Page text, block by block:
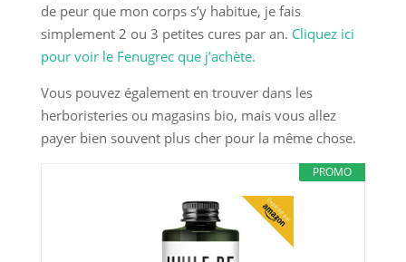
de peur que mon corps s’y habitue, je fais
simplement 2 ou 3 petites cures par an. Cliquez ici
pour voir le Fenugrec que j’achète.
Vous pouvez également en trouver dans les
herboristeries ou magasins bio, mais vous allez
payer bien souvent plus cher pour la même chose.
PROMO